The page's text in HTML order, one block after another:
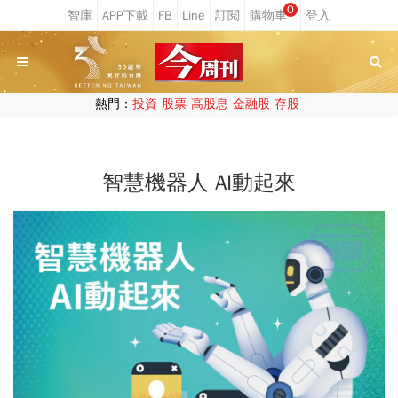
0
熱門： 投資 股票 高股息 金融股 存股
智慧機器人 AI動起來